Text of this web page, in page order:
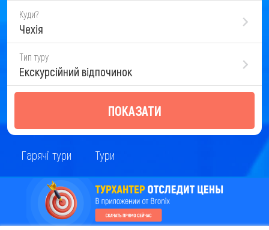
Куди?
Чехія
Тип туру
Екскурсійний відпочинок
ПОКАЗАТИ
Гарячі тури Тури